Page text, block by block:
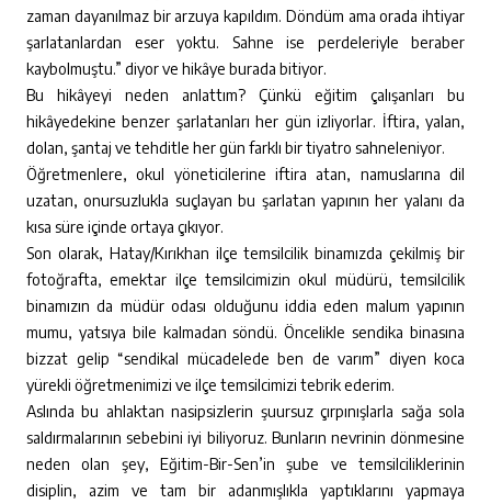
zaman dayanılmaz bir arzuya kapıldım. Döndüm ama orada ihtiyar
şarlatanlardan eser yoktu. Sahne ise perdeleriyle beraber
kaybolmuştu.” diyor ve hikâye burada bitiyor.
Bu hikâyeyi neden anlattım? Çünkü eğitim çalışanları bu
hikâyedekine benzer şarlatanları her gün izliyorlar. İftira, yalan,
dolan, şantaj ve tehditle her gün farklı bir tiyatro sahneleniyor.
Öğretmenlere, okul yöneticilerine iftira atan, namuslarına dil
uzatan, onursuzlukla suçlayan bu şarlatan yapının her yalanı da
kısa süre içinde ortaya çıkıyor.
Son olarak, Hatay/Kırıkhan ilçe temsilcilik binamızda çekilmiş bir
fotoğrafta, emektar ilçe temsilcimizin okul müdürü, temsilcilik
binamızın da müdür odası olduğunu iddia eden malum yapının
mumu, yatsıya bile kalmadan söndü. Öncelikle sendika binasına
bizzat gelip “sendikal mücadelede ben de varım” diyen koca
yürekli öğretmenimizi ve ilçe temsilcimizi tebrik ederim.
Aslında bu ahlaktan nasipsizlerin şuursuz çırpınışlarla sağa sola
saldırmalarının sebebini iyi biliyoruz. Bunların nevrinin dönmesine
neden olan şey, Eğitim-Bir-Sen’in şube ve temsilciliklerinin
disiplin, azim ve tam bir adanmışlıkla yaptıklarını yapmaya